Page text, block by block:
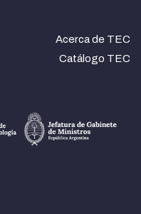
Acerca de TEC
Catálogo TEC